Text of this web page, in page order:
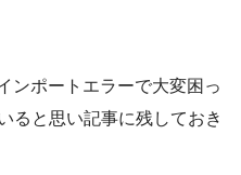
ンポートエラーで大変困っ
ると思い記事に残しておき